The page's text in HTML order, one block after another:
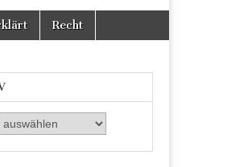
anzeigen
anzeigen
Instagram
anzeigen
Recht